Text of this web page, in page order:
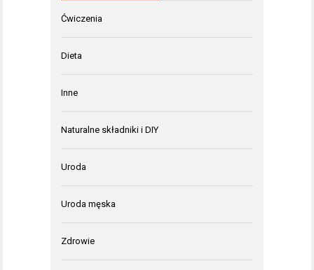
Ćwiczenia
Dieta
Inne
Naturalne składniki i DIY
Uroda
Uroda męska
Zdrowie